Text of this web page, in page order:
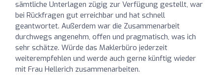
sämtliche Unterlagen zügig zur Verfügung gestellt, war
bei Rückfragen gut erreichbar und hat schnell
geantwortet. Außerdem war die Zusammenarbeit
durchwegs angenehm, offen und pragmatisch, was ich
sehr schätze. Würde das Maklerbüro jederzeit
weiterempfehlen und werde auch gerne künftig wieder
mit Frau Hellerich zusammenarbeiten.